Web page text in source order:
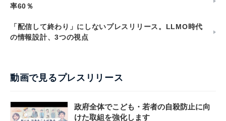
率60％
「配信して終わり」にしないプレスリリース。LLMO時代
の情報設計、3つの視点
動画で見るプレスリリース
政府全体でこども・若者の自殺防止に向
けた取組を強化します